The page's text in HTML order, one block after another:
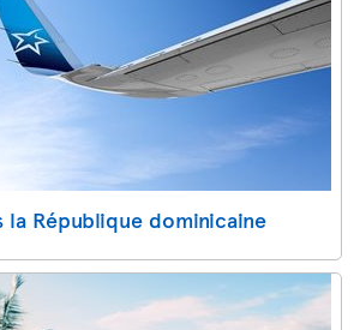
la République dominicaine